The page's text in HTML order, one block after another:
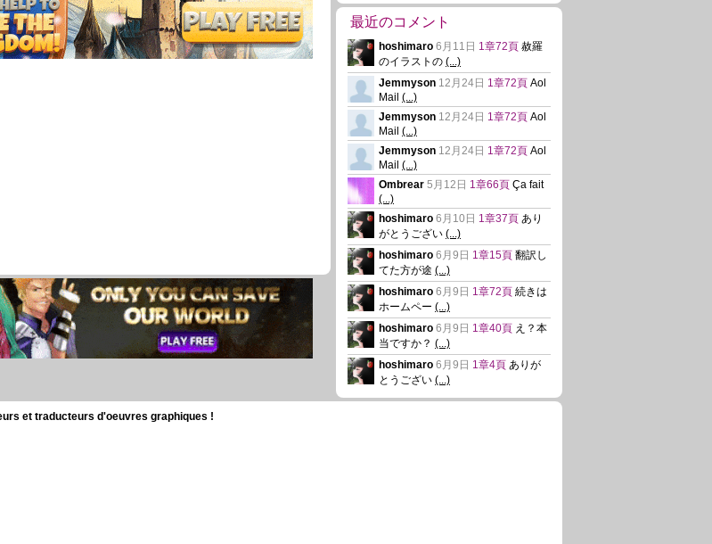
最近のコメント
hoshimaro 6月11日 1章72頁 赦羅
のイラストの (...)
Jemmyson 12月24日 1章72頁 Aol
Mail (...)
Jemmyson 12月24日 1章72頁 Aol
Mail (...)
Jemmyson 12月24日 1章72頁 Aol
Mail (...)
Ombrear 5月12日 1章66頁 Ça fait
(...)
hoshimaro 6月10日 1章37頁 あり
がとうござい (...)
hoshimaro 6月9日 1章15頁 翻訳し
てた方が途 (...)
hoshimaro 6月9日 1章72頁 続きは
ホームペー (...)
hoshimaro 6月9日 1章40頁 え？本
当ですか？ (...)
hoshimaro 6月9日 1章4頁 ありが
とうござい (...)
et traducteurs d'oeuvres graphiques !